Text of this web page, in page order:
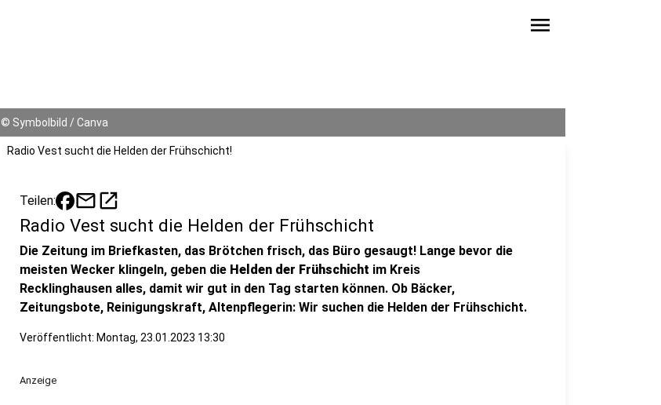
menu
© Symbolbild / Canva
Radio Vest sucht die Helden der Frühschicht!
Teilen: mailopen_in_new
Radio Vest sucht die Helden der Frühschicht
Die Zeitung im Briefkasten, das Brötchen frisch, das Büro gesaugt! Lange bevor die
meisten Wecker klingeln, geben die Helden der Frühschicht im Kreis
Recklinghausen alles, damit wir gut in den Tag starten können. Ob Bäcker,
Zeitungsbote, Reinigungskraft, Altenpflegerin: Wir suchen die Helden der Frühschicht.
Veröffentlicht: Montag, 23.01.2023 13:30
Anzeige